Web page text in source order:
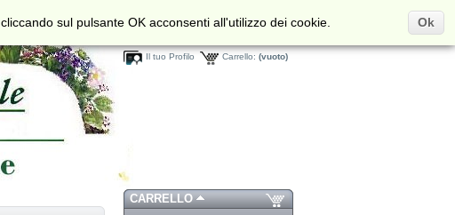
Carrello: (vuoto)
Il tuo Profilo
CARRELLO
cliccando sul pulsante OK acconsenti all'utilizzo dei cookie. Ok